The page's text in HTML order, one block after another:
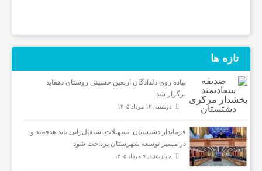
ورزش
سلامتی
تماس
تازه ها
پیاده روی دلدادگان اربعین حسینی روستای دهقاید
برگزار شد
دوشنبه, ۱۲ مرداد ۱۴۰۵
فرماندار دشتستان: تسهیلات اشتغال‌زایی باید هدفمند و
در مسیر توسعه شهرستان پرداخت شود
چهارشنبه, ۷ مرداد ۱۴۰۵